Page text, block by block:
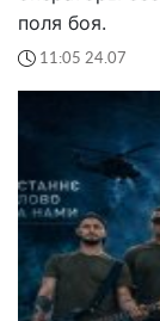
поля боя.
11:05 24.07